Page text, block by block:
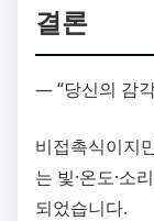
결론
― “당신의 감
비접촉식이지
는 빛·온도·소
되었습니다.